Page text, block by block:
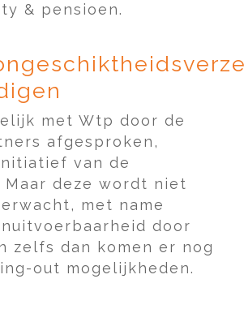
& pensioen.
met Wtp door de
afgesproken,
van de
Maar deze wordt niet
met name
door
zelfs dan komen er nog
out mogelijkheden.